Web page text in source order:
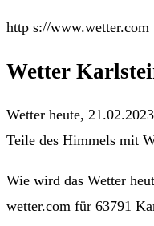
http s://www.wetter.com
Wetter
Wetter heute,
Teile des Himmels mit
Wie wird das Wetter
wetter.com für 63791